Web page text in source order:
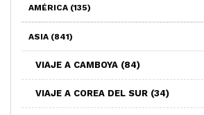
AMÉRICA (135)
ASIA (841)
VIAJE A CAMBOYA (84)
VIAJE A COREA DEL SUR (34)